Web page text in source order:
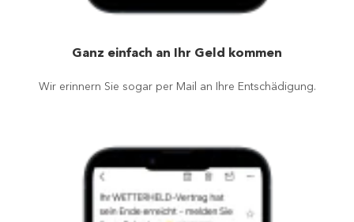
Ganz einfach an Ihr Geld kommen
Wir erinnern Sie sogar per Mail an Ihre Entschädigung.